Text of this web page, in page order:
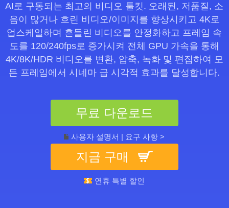
AI로 구동되는 최고의 비디오 툴킷. 오래된, 저품질, 소
음이 많거나 흐린 비디오/이미지를 향상시키고 4K로
업스케일하며 흔들린 비디오를 안정화하고 프레임 속
도를 120/240fps로 증가시켜 전체 GPU 가속을 통해
4K/8K/HDR 비디오를 변환, 압축, 녹화 및 편집하여 모
든 프레임에서 시네마 급 시각적 효과를 달성합니다.
무료 다운로드
사용자 설명서 | 요구 사항 >
지금 구매
연휴 특별 할인